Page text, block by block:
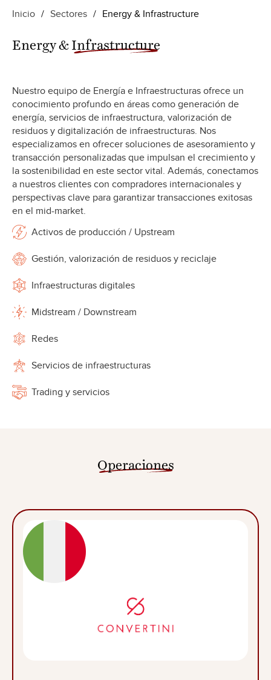
Inicio / Sectores / Energy & Infrastructure
Energy & Infrastructure
Nuestro equipo de Energía e Infraestructuras ofrece un
conocimiento profundo en áreas como generación de
energía, servicios de infraestructura, valorización de
residuos y digitalización de infraestructuras. Nos
especializamos en ofrecer soluciones de asesoramiento y
transacción personalizadas que impulsan el crecimiento y
la sostenibilidad en este sector vital. Además, conectamos
a nuestros clientes con compradores internacionales y
perspectivas clave para garantizar transacciones exitosas
en el mid-market.
Activos de producción / Upstream
Gestión, valorización de residuos y reciclaje
Infraestructuras digitales
Midstream / Downstream
Redes
Servicios de infraestructuras
Trading y servicios
Operaciones